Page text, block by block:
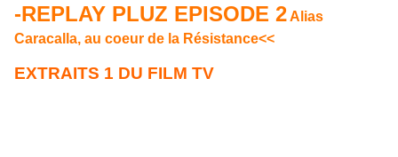
-REPLAY PLUZ EPISODE 2 Alias
Caracalla, au coeur de la Résistance<<
EXTRAITS 1 DU FILM TV